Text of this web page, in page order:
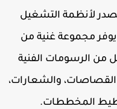
لأنظمة التشغيل
مجموعة غنية من
الرسومات الفنية
والشعارات،
المخططات.